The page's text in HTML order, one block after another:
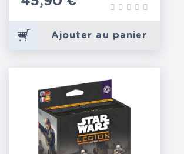
Ajouter au panier